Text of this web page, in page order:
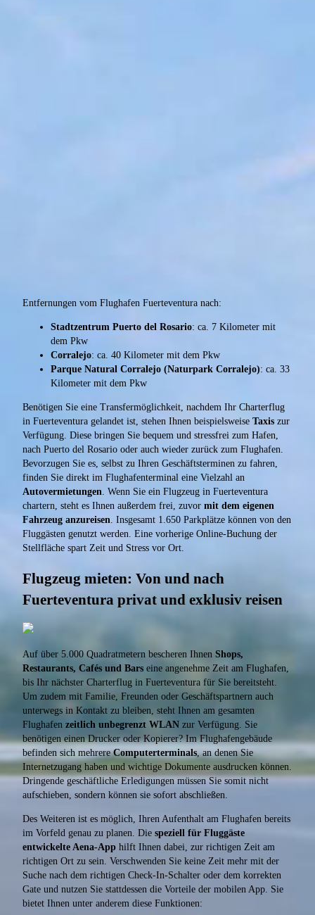
Entfernungen vom Flughafen Fuerteventura nach:
Stadtzentrum Puerto del Rosario: ca. 7 Kilometer mit
dem Pkw
Corralejo: ca. 40 Kilometer mit dem Pkw
Parque Natural Corralejo (Naturpark Corralejo): ca. 33
Kilometer mit dem Pkw
Benötigen Sie eine Transfermöglichkeit, nachdem Ihr Charterflug
in Fuerteventura gelandet ist, stehen Ihnen beispielsweise Taxis zur
Verfügung. Diese bringen Sie bequem und stressfrei zum Hafen,
nach Puerto del Rosario oder auch wieder zurück zum Flughafen.
Bevorzugen Sie es, selbst zu Ihren Geschäftsterminen zu fahren,
finden Sie direkt im Flughafenterminal eine Vielzahl an
Autovermietungen. Wenn Sie ein Flugzeug in Fuerteventura
chartern, steht es Ihnen außerdem frei, zuvor mit dem eigenen
Fahrzeug anzureisen. Insgesamt 1.650 Parkplätze können von den
Fluggästen genutzt werden. Eine vorherige Online-Buchung der
Stellfläche spart Zeit und Stress vor Ort.
Flugzeug mieten: Von und nach
Fuerteventura privat und exklusiv reisen
Auf über 5.000 Quadratmetern bescheren Ihnen Shops,
Restaurants, Cafés und Bars eine angenehme Zeit am Flughafen,
bis Ihr nächster Charterflug in Fuerteventura für Sie bereitsteht.
Um zudem mit Familie, Freunden oder Geschäftspartnern auch
unterwegs in Kontakt zu bleiben, steht Ihnen am gesamten
Flughafen zeitlich unbegrenzt WLAN zur Verfügung. Sie
benötigen einen Drucker oder Kopierer? Im Flughafengebäude
befinden sich mehrereComputerterminals, an denen Sie
Internetzugang haben und wichtige Dokumente ausdrucken können.
Dringende geschäftliche Erledigungen müssen Sie somit nicht
aufschieben, sondern können sie sofort abschließen.
Des Weiteren ist es möglich, Ihren Aufenthalt am Flughafen bereits
im Vorfeld genau zu planen. Die speziell für Fluggäste
entwickelte Aena-App hilft Ihnen dabei, zur richtigen Zeit am
richtigen Ort zu sein. Verschwenden Sie keine Zeit mehr mit der
Suche nach dem richtigen Check-In-Schalter oder dem korrekten
Gate und nutzen Sie stattdessen die Vorteile der mobilen App. Sie
bietet Ihnen unter anderem diese Funktionen: